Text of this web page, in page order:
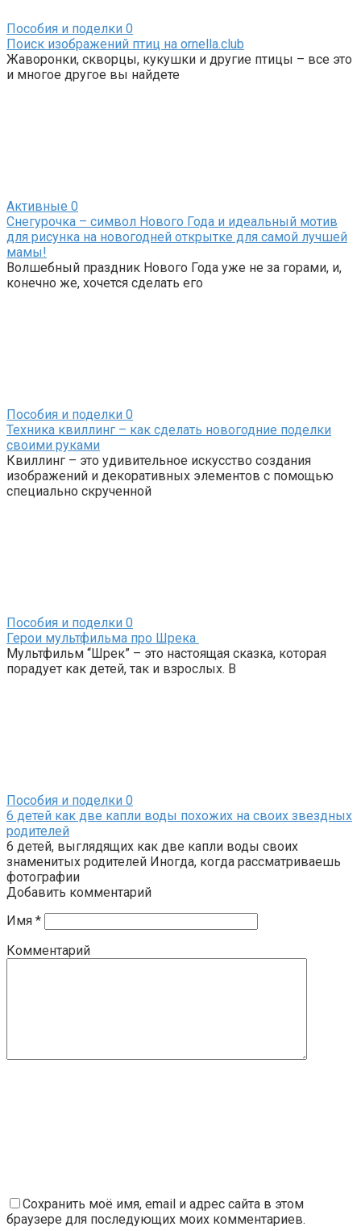
Пособия и поделки 0
Поиск изображений птиц на ornella.club
Жаворонки, скворцы, кукушки и другие птицы – все это
и многое другое вы найдете
Активные 0
Снегурочка – символ Нового Года и идеальный мотив
для рисунка на новогодней открытке для самой лучшей
мамы!
Волшебный праздник Нового Года уже не за горами, и,
конечно же, хочется сделать его
Пособия и поделки 0
Техника квиллинг – как сделать новогодние поделки
своими руками
Квиллинг – это удивительное искусство создания
изображений и декоративных элементов с помощью
специально скрученной
Пособия и поделки 0
Герои мультфильма про Шрека
Мультфильм “Шрек” – это настоящая сказка, которая
порадует как детей, так и взрослых. В
Пособия и поделки 0
6 детей как две капли воды похожих на своих звездных
родителей
6 детей, выглядящих как две капли воды своих
знаменитых родителей Иногда, когда рассматриваешь
фотографии
Добавить комментарий
Имя *
Комментарий
Сохранить моё имя, email и адрес сайта в этом
браузере для последующих моих комментариев.